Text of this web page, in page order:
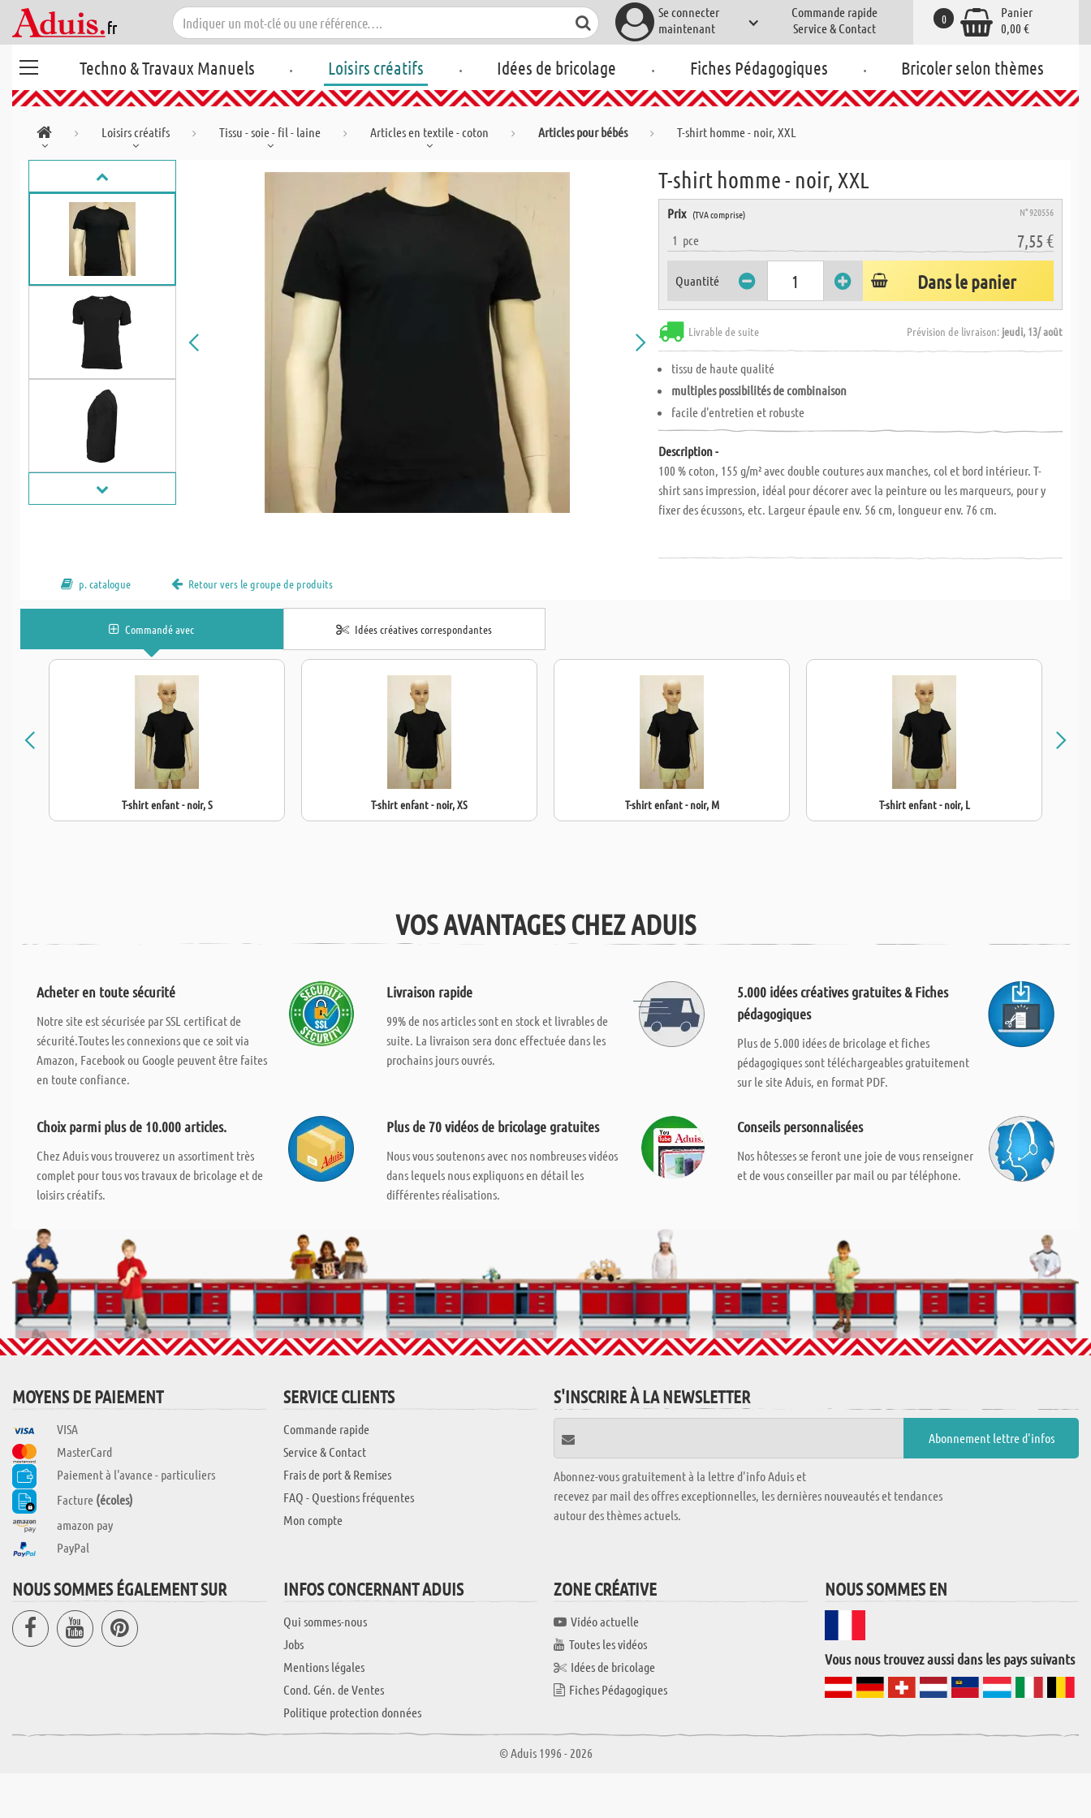
Se connecter
maintenant
Commande rapide
Service & Contact
Panier
0,00 €
0
Techno & Travaux Manuels . Loisirs créatifs . Idées de bricolage . Fiches Pédagogiques . Bricoler selon thèmes
Loisirs créatifs Tissu - soie - fil - laine Articles en textile - coton Articles pour bébés T-shirt homme - noir, XXL
T-shirt homme - noir, XXL
Prix (TVA comprise) N° 920556
1 pce 7,55 €
Quantité Dans le panier
Livrable de suite Prévision de livraison: jeudi, 13/ août
tissu de haute qualité
multiples possibilités de combinaison
facile d'entretien et robuste
Description -
100 % coton, 155 g/m² avec double coutures aux manches, col et bord intérieur. T-
shirt sans impression, idéal pour décorer avec la peinture ou les marqueurs, pour y
fixer des écussons, etc. Largeur épaule env. 56 cm, longueur env. 76 cm.
p. catalogue Retour vers le groupe de produits
Commandé avec Idées créatives correspondantes
T-shirt enfant - noir, S T-shirt enfant - noir, XS T-shirt enfant - noir, M T-shirt enfant - noir, L
VOS AVANTAGES CHEZ ADUIS
Acheter en toute sécurité
Notre site est sécurisée par SSL certificat de
sécurité.Toutes les connexions que ce soit via
Amazon, Facebook ou Google peuvent être faites
en toute confiance.
Livraison rapide
99% de nos articles sont en stock et livrables de
suite. La livraison sera donc effectuée dans les
prochains jours ouvrés.
5.000 idées créatives gratuites & Fiches
pédagogiques
Plus de 5.000 idées de bricolage et fiches
pédagogiques sont téléchargeables gratuitement
sur le site Aduis, en format PDF.
Choix parmi plus de 10.000 articles.
Chez Aduis vous trouverez un assortiment très
complet pour tous vos travaux de bricolage et de
loisirs créatifs.
Plus de 70 vidéos de bricolage gratuites
Nous vous soutenons avec nos nombreuses vidéos
dans lequels nous expliquons en détail les
différentes réalisations.
Conseils personnalisées
Nos hôtesses se feront une joie de vous renseigner
et de vous conseiller par mail ou par téléphone.
MOYENS DE PAIEMENT
VISA
MasterCard
Paiement à l'avance - particuliers
Facture (écoles)
amazon pay
PayPal
SERVICE CLIENTS
Commande rapide
Service & Contact
Frais de port & Remises
FAQ - Questions fréquentes
Mon compte
S'INSCRIRE À LA NEWSLETTER
Abonnez-vous gratuitement à la lettre d'info Aduis et
recevez par mail des offres exceptionnelles, les dernières nouveautés et tendances
autour des thèmes actuels.
NOUS SOMMES ÉGALEMENT SUR INFOS CONCERNANT ADUIS
Qui sommes-nous
Jobs
Mentions légales
Cond. Gén. de Ventes
Politique protection données
ZONE CRÉATIVE
Vidéo actuelle
Toutes les vidéos
Idées de bricolage
Fiches Pédagogiques
NOUS SOMMES EN
Vous nous trouvez aussi dans les pays suivants
© Aduis 1996 - 2026